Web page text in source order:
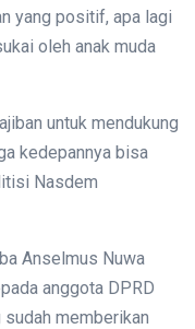
yang positif, apa lagi
oleh anak muda
untuk mendukung
kedepannya bisa
Nasdem
Anselmus Nuwa
anggota DPRD
memberikan